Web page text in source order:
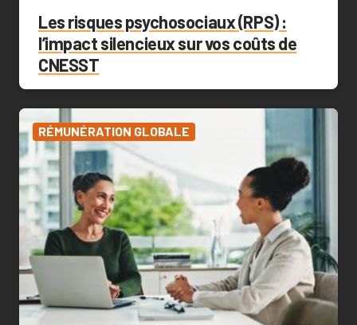
Les risques psychosociaux (RPS) :
l’impact silencieux sur vos coûts de
CNESST
RÉMUNÉRATION GLOBALE